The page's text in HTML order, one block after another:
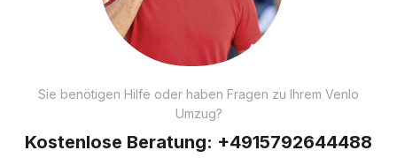
Sie benötigen Hilfe oder haben Fragen zu Ihrem Venlo
Umzug?
Kostenlose Beratung: +4915792644488